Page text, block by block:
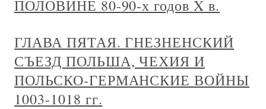
ПОЛОВИНЕ 80-90-х годов X в.
ГЛАВА ПЯТАЯ. ГНЕЗНЕНСКИЙ
СЪЕЗД ПОЛЬША, ЧЕХИЯ И
ПОЛЬСКО-ГЕРМАНСКИЕ ВОЙНЫ
1003-1018 гг.